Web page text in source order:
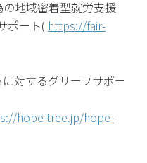
地域密着型就労支援
ポート( https://fair-
対するグリーフサポー
hope-tree.jp/hope-